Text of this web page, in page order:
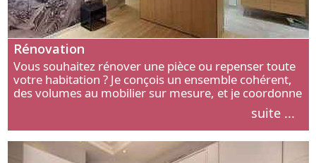
Rénovation
Vous souhaitez rénover une pièce ou repenser toute
votre habitation ? Je conçois un ensemble cohérent,
des volumes au mobilier sur mesure, et je coordonne
suite ...